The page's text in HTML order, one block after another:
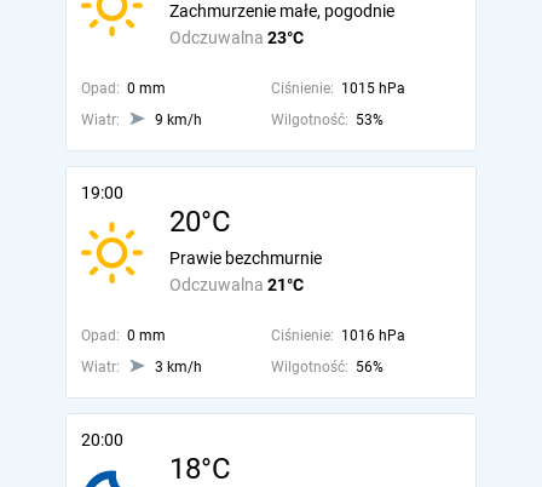
Odczuwalna 23°C
Zachmurzenie małe, pogodnie
Opad: 0 mm Ciśnienie: 1015 hPa
Wiatr:
9 km/h Wilgotność: 53%
19:00
20°C
Odczuwalna 21°C
Prawie bezchmurnie
Opad: 0 mm Ciśnienie: 1016 hPa
Wiatr:
3 km/h Wilgotność: 56%
20:00
18°C